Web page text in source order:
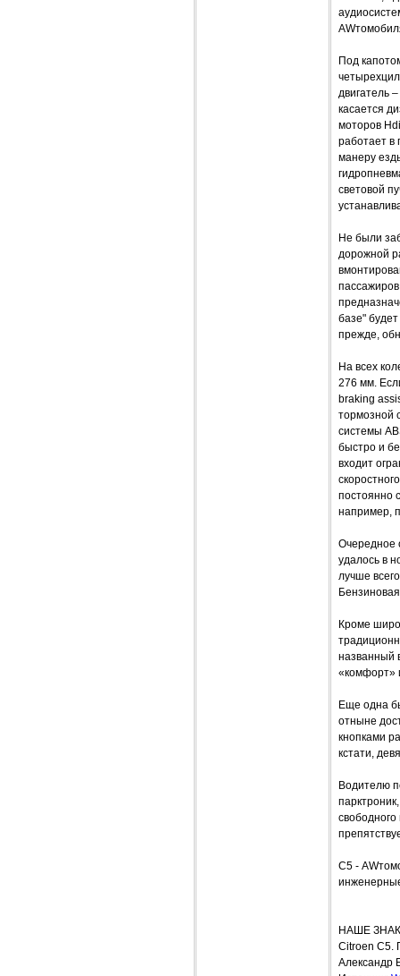
Под
двигатель
касается
моторов
работает в
манеру
световой
Не были
дорожной
базе"
прежде,
На всех
276 мм.
braking
тормозной
системы
быстро и
входит
постоянно
например,
Очередное
удалось в
лучше
Кроме
названный
«комфорт»
Еще одна
отныне
кнопками
кстати,
Водителю
С5 -
НАШЕ
Citroen
Александр